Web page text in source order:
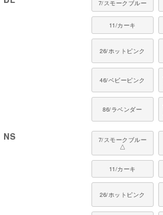
7/スモークブルー
11/カーキ
26/ホットピンク
46/ベビーピンク
86/ラベンダー
NS
7/スモークブルー
△
11/カーキ
26/ホットピンク